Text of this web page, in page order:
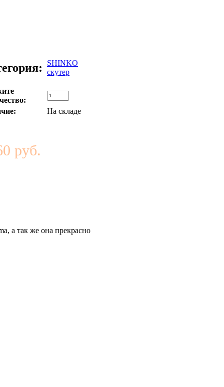
SHINKO
скутер
На складе
руб.
а так же она прекрасно